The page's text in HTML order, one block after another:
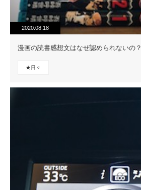
2020.08.18
漫画の読書感想文はなぜ認められないの？
★日々